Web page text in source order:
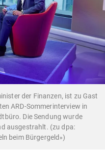
der Finanzen, ist zu Gast
ARD-Sommerinterview in
Die Sendung wurde
ausgestrahlt. (zu dpa:
beim Bürgergeld»)